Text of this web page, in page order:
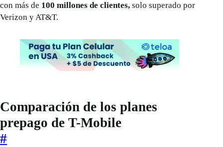
con más de 100 millones de clientes, solo superado por
Verizon y AT&T.
Comparación de los planes
prepago de T-Mobile
#